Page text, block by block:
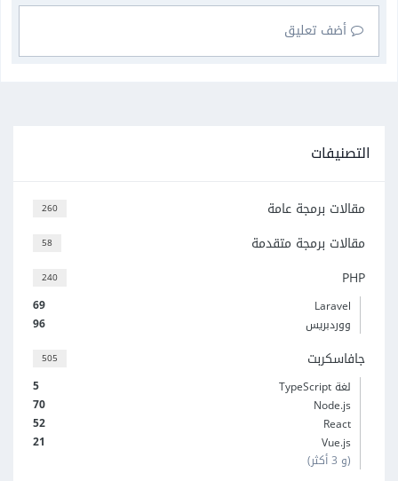
أضف تعليق
التصنيفات
260 مقالات برمجة عامة
58 مقالات برمجة متقدمة
240 PHP
69
Laravel
96
ووردبريس
505 جافاسكربت
5
لغة TypeScript
70
Node.js
52
React
21
Vue.js
(و 3 أكثر)